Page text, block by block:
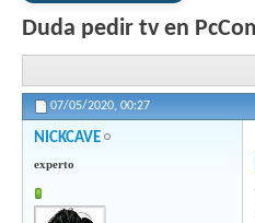
Duda pedir tv en
07/05/2020, 00:27
NICKCAVE
experto